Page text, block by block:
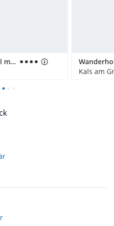
Natürlich. Hotel mit Charakter
Kals am